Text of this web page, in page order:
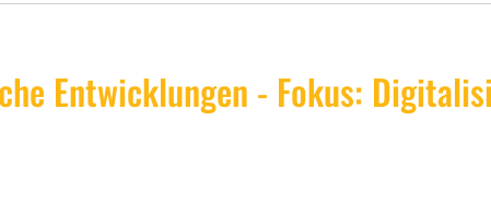
Entwicklungen - Fokus: